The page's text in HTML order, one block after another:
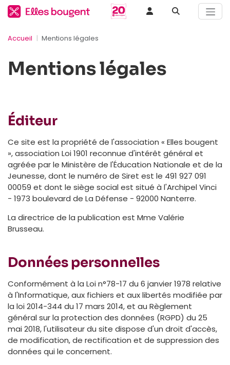
Accueil Mentions légales
Mentions légales
Éditeur
Ce site est la propriété de l'association « Elles bougent
», association Loi 1901 reconnue d'intérêt général et
agréée par le Ministère de l'Éducation Nationale et de la
Jeunesse, dont le numéro de Siret est le 491 927 091
00059 et dont le siège social est situé à l'Archipel Vinci
- 1973 boulevard de La Défense - 92000 Nanterre.
La directrice de la publication est Mme Valérie
Brusseau.
Données personnelles
Conformément à la Loi n°78-17 du 6 janvier 1978 relative
à l'Informatique, aux fichiers et aux libertés modifiée par
la loi 2014-344 du 17 mars 2014, et au Règlement
général sur la protection des données (RGPD) du 25
mai 2018, l'utilisateur du site dispose d'un droit d'accès,
de modification, de rectification et de suppression des
données qui le concernent.